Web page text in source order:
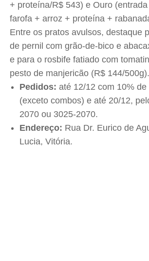
+ proteína/R$ 543) e Ouro (
farofa + arroz + proteína +
Entre os pratos avulsos, destaque
de pernil com grão-de-bico e
e para o rosbife fatiado com
pesto de manjericão (R$ 144/500g).
Pedidos: até 12/12 com 10% de
(exceto combos) e até 20/12,
2070 ou 3025-2070.
Endereço: Rua Dr. Eurico de
Lucia, Vitória.